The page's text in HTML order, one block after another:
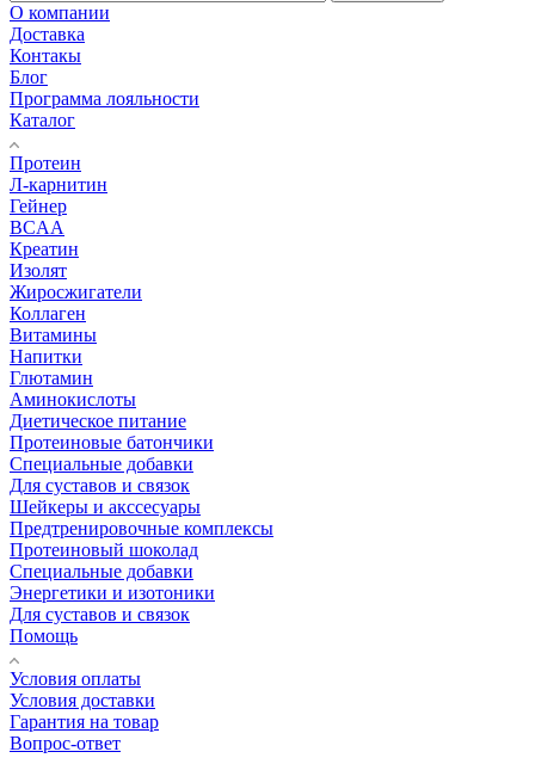
О компании
Доставка
Контакы
Блог
Программа лояльности
Каталог
Протеин
Л-карнитин
Гейнер
BCAA
Креатин
Изолят
Жиросжигатели
Коллаген
Витамины
Напитки
Глютамин
Аминокислоты
Диетическое питание
Протеиновые батончики
Специальные добавки
Для суставов и связок
Шейкеры и акссесуары
Предтренировочные комплексы
Протеиновый шоколад
Специальные добавки
Энергетики и изотоники
Для суставов и связок
Помощь
Условия оплаты
Условия доставки
Гарантия на товар
Вопрос-ответ